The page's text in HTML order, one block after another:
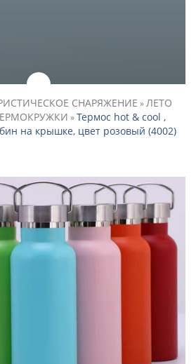
СНАРЯЖЕНИЕ »ЛЕТО
»Термос hot & cool ,
на крышке, цвет розовый (4002)